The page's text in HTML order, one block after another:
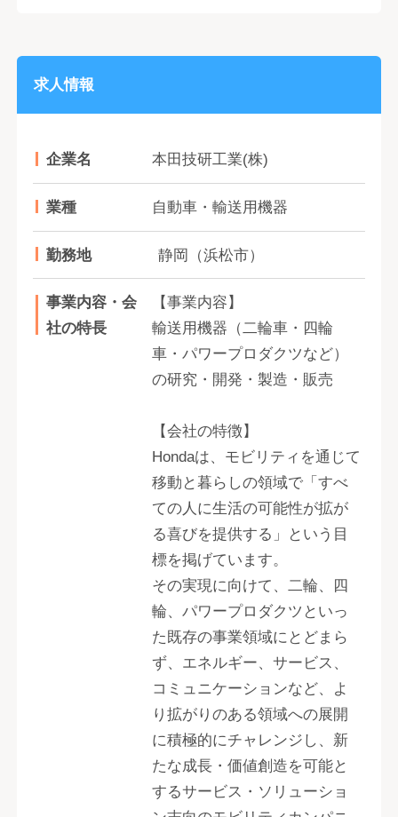
求人情報
企業名 本田技研工業(株)
業種 自動車・輸送用機器
勤務地 静岡（浜松市）
事業内容・会
社の特長
【事業内容】
輸送用機器（二輪車・四輪
車・パワープロダクツなど）
の研究・開発・製造・販売
【会社の特徴】
Hondaは、モビリティを通じて
移動と暮らしの領域で「すべ
ての人に生活の可能性が拡が
る喜びを提供する」という目
標を掲げています。
その実現に向けて、二輪、四
輪、パワープロダクツといっ
た既存の事業領域にとどまら
ず、エネルギー、サービス、
コミュニケーションなど、よ
り拡がりのある領域への展開
に積極的にチャレンジし、新
たな成長・価値創造を可能と
するサービス・ソリューショ